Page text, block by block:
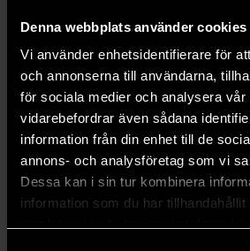
Denna webbplats använder cookies
Vi använder enhetsidentifierare för
och annonserna till användarna,
för sociala medier och analysera vår
vidarebefordrar även sådana
information från din enhet till de
annons- och analysföretag som vi
Dessa kan i sin tur kombinera
information som du har
Mortarion Daemon Primarch of Nurgle
Warhammer 40.000: Chaos Space Marines: Death Guard
1350 kr
Beställ
480